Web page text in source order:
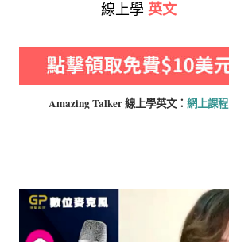
線上學 英文
Amazing Talker 線上學英文： 網上課程